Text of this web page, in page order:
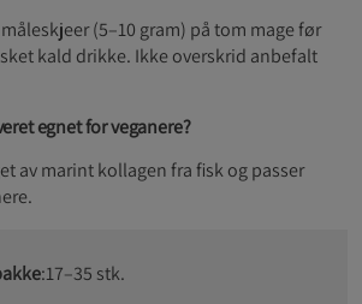
(5–10 gram) på tom mage før
kald drikke. Ikke overskrid anbefalt
egnet for veganere?
av marint kollagen fra fisk og passer
:17–35 stk.